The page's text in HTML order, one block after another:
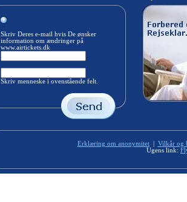
Skriv Deres e-mail hvis De ønsker
information om ændringer på
www.airtickets.dk
Skriv menneske i ovenstående felt.
Erklæring om anonymitet| Vilkår og
Ugens link: